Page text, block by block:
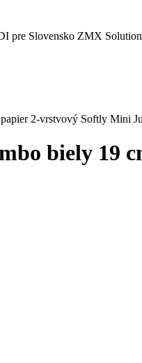
pre Slovensko ZMX Solution
2-vrstvový Softly Mini
biely 19